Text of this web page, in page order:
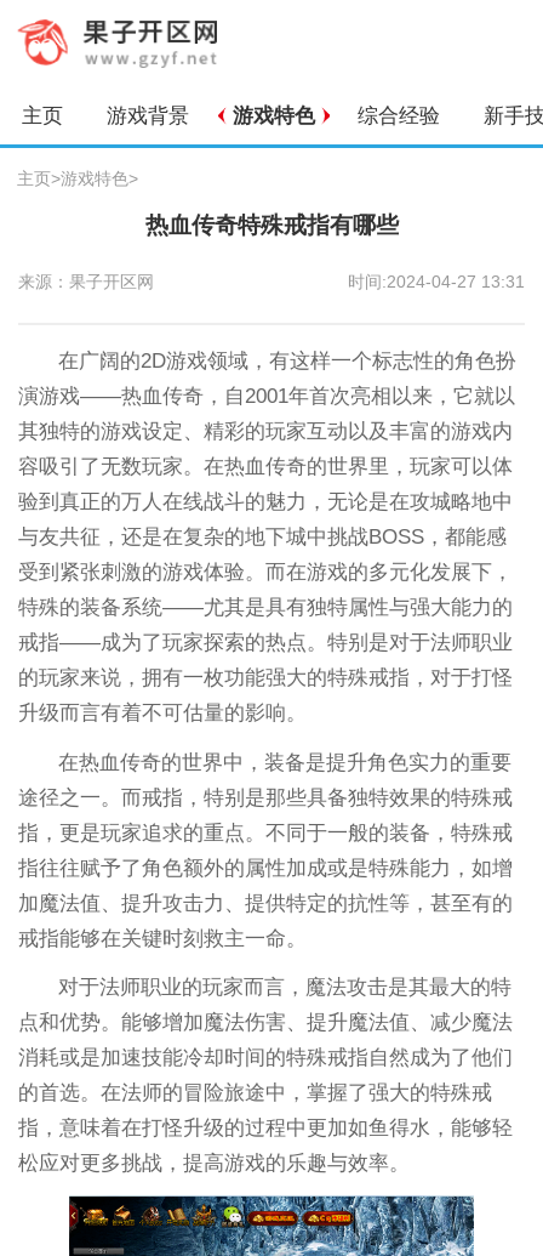
主页 游戏背景 游戏特色 综合经验 新手
主页>游戏特色>
热血传奇特殊戒指有哪些
来源：果子开区网 时间:2024-04-27 13:31
在广阔的2D游戏领域，有这样一个标志性的角色扮
演游戏——热血传奇，自2001年首次亮相以来，它就以
其独特的游戏设定、精彩的玩家互动以及丰富的游戏内
容吸引了无数玩家。在热血传奇的世界里，玩家可以体
验到真正的万人在线战斗的魅力，无论是在攻城略地中
与友共征，还是在复杂的地下城中挑战BOSS，都能感
受到紧张刺激的游戏体验。而在游戏的多元化发展下，
特殊的装备系统——尤其是具有独特属性与强大能力的
戒指——成为了玩家探索的热点。特别是对于法师职业
的玩家来说，拥有一枚功能强大的特殊戒指，对于打怪
升级而言有着不可估量的影响。
在热血传奇的世界中，装备是提升角色实力的重要
途径之一。而戒指，特别是那些具备独特效果的特殊戒
指，更是玩家追求的重点。不同于一般的装备，特殊戒
指往往赋予了角色额外的属性加成或是特殊能力，如增
加魔法值、提升攻击力、提供特定的抗性等，甚至有的
戒指能够在关键时刻救主一命。
对于法师职业的玩家而言，魔法攻击是其最大的特
点和优势。能够增加魔法伤害、提升魔法值、减少魔法
消耗或是加速技能冷却时间的特殊戒指自然成为了他们
的首选。在法师的冒险旅途中，掌握了强大的特殊戒
指，意味着在打怪升级的过程中更加如鱼得水，能够轻
松应对更多挑战，提高游戏的乐趣与效率。